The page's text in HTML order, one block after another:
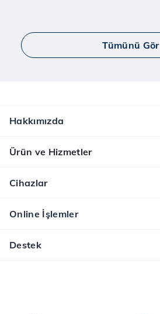
Tümünü Gör
Hakkımızda
Ürün ve Hizmetler
Cihazlar
Online İşlemler
Destek